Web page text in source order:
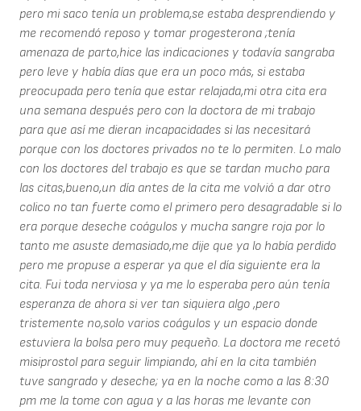
pero mi saco tenía un problema,se estaba desprendiendo y
me recomendó reposo y tomar progesterona ;tenía
amenaza de parto,hice las indicaciones y todavía sangraba
pero leve y había días que era un poco más, si estaba
preocupada pero tenía que estar relajada,mi otra cita era
una semana después pero con la doctora de mi trabajo
para que así me dieran incapacidades si las necesitará
porque con los doctores privados no te lo permiten. Lo malo
con los doctores del trabajo es que se tardan mucho para
las citas,bueno,un día antes de la cita me volvió a dar otro
colico no tan fuerte como el primero pero desagradable si lo
era porque deseche coágulos y mucha sangre roja por lo
tanto me asuste demasiado,me dije que ya lo había perdido
pero me propuse a esperar ya que el día siguiente era la
cita. Fui toda nerviosa y ya me lo esperaba pero aún tenía
esperanza de ahora si ver tan siquiera algo ,pero
tristemente no,solo varios coágulos y un espacio donde
estuviera la bolsa pero muy pequeño. La doctora me recetó
misiprostol para seguir limpiando, ahí en la cita también
tuve sangrado y deseche; ya en la noche como a las 8:30
pm me la tome con agua y a las horas me levante con